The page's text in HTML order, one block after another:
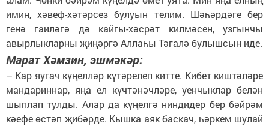
имин, хәвеф-хәтәрсез булуын телим. Шәһәрдәге бер
генә гаиләгә дә кайгы-хәсрәт килмәсен, узгынчы
авырлыкларны җиңәргә Аллаһы Тәгалә булышсын иде.
Марат Хәмзин, эшмәкәр:
– Кар яугач күңелләр күтәрелеп китте. Кибет киштәләре
мандариннар, яңа ел күчтәнәчләре, уенчыклар белән
шыплап тулды. Алар да күңелгә ниндидер бер бәйрәм
кәефе өстәп җибәрде. Кышка аяк баскач, һәркем шулай